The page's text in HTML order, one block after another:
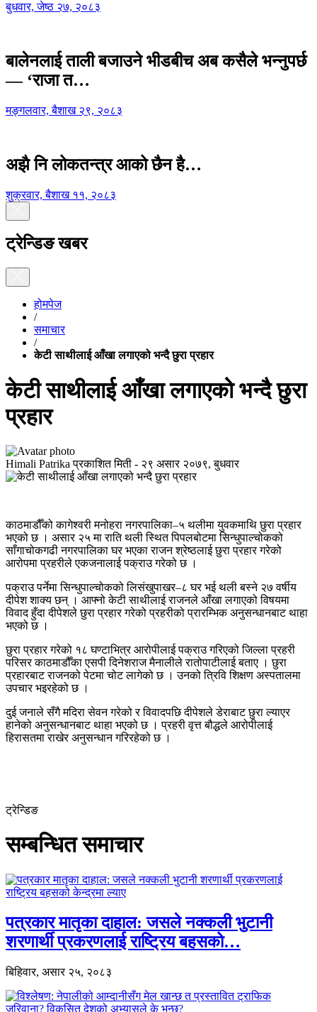
बुधवार, जेष्ठ २७, २०८३
बालेनलाई ताली बजाउने भीडबीच अब कसैले भन्नुपर्छ
— ‘राजा त…
मङ्गलवार, बैशाख २९, २०८३
अझै नि लोकतन्त्र आको छैन है…
शुक्रवार, बैशाख ११, २०८३
ट्रेन्डिङ खबर
होमपेज
/
समाचार
/
केटी साथीलाई आँखा लगाएको भन्दै छुरा प्रहार
केटी साथीलाई आँखा लगाएको भन्दै छुरा
प्रहार
Himali Patrika प्रकाशित मिती - २९ असार २०७९, बुधवार
काठमाडौँको कागेश्वरी मनोहरा नगरपालिका–५ थलीमा युवकमाथि छुरा प्रहार
भएको छ । असार २५ मा राति थली स्थित पिपलबोटमा सिन्धुपाल्चोकको
साँगाचोकगढी नगरपालिका घर भएका राजन श्रेष्ठलाई छुरा प्रहार गरेको
आरोपमा प्रहरीले एकजनालाई पक्राउ गरेको छ ।
पक्राउ पर्नेमा सिन्धुपाल्चोकको लिसंखुपाखर–८ घर भई थली बस्ने २७ वर्षीय
दीपेश शाक्य छन् । आफ्नो केटी साथीलाई राजनले आँखा लगाएको विषयमा
विवाद हुँदा दीपेशले छुरा प्रहार गरेको प्रहरीको प्रारम्भिक अनुसन्धानबाट थाहा
भएको छ ।
छुरा प्रहार गरेको १८ घण्टाभित्र आरोपीलाई पक्राउ गरिएको जिल्ला प्रहरी
परिसर काठमाडौँका एसपी दिनेशराज मैनालीले रातोपाटीलाई बताए । छुरा
प्रहारबाट राजनको पेटमा चोट लागेको छ । उनको त्रिवि शिक्षण अस्पतालमा
उपचार भइरहेको छ ।
दुई जनाले सँगै मदिरा सेवन गरेको र विवादपछि दीपेशले डेराबाट छुरा ल्याएर
हानेको अनुसन्धानबाट थाहा भएको छ । प्रहरी वृत्त बौद्धले आरोपीलाई
हिरासतमा राखेर अनुसन्धान गरिरहेको छ ।
ट्रेन्डिङ
सम्बन्धित समाचार
पत्रकार मातृका दाहाल: जसले नक्कली भुटानी
शरणार्थी प्रकरणलाई राष्ट्रिय बहसको…
बिहिवार, असार २५, २०८३